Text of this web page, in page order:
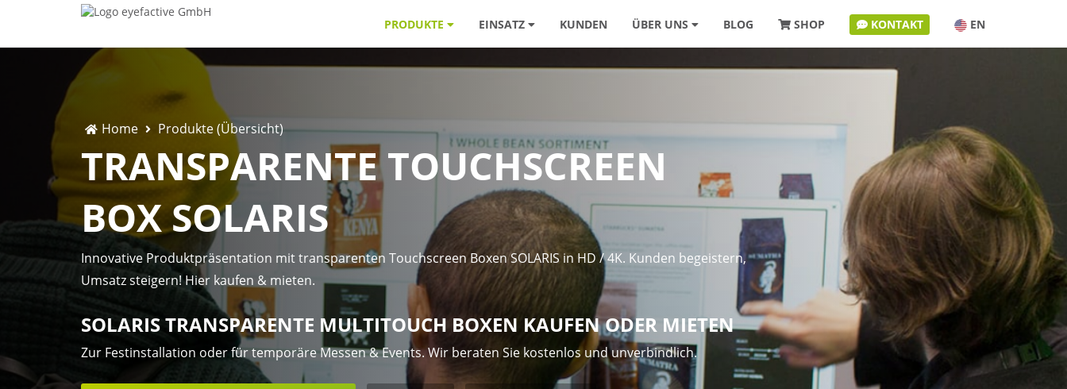
PRODUKTE EINSATZ KUNDEN ÜBER UNS BLOG SHOP KONTAKT EN
Home Produkte (Übersicht)
TRANSPARENTE TOUCHSCREEN
BOX SOLARIS
Innovative Produktpräsentation mit transparenten Touchscreen Boxen SOLARIS in HD / 4K. Kunden begeistern,
Umsatz steigern! Hier kaufen & mieten.
SOLARIS TRANSPARENTE MULTITOUCH BOXEN KAUFEN ODER MIETEN
Zur Festinstallation oder für temporäre Messen & Events. Wir beraten Sie kostenlos und unverbindlich.